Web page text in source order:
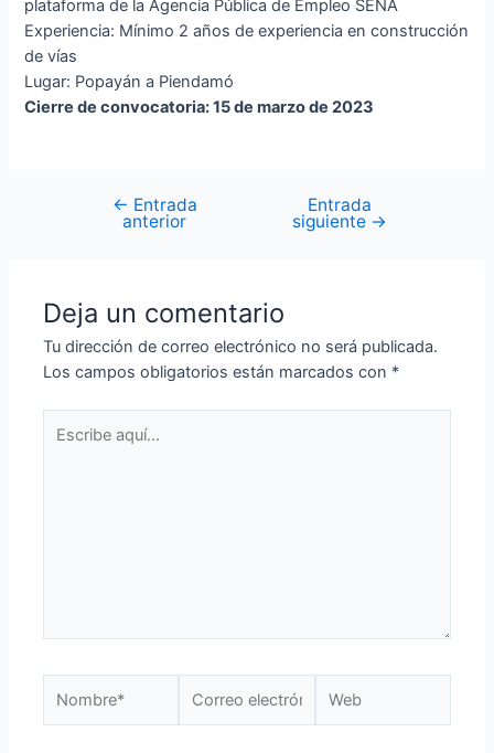
plataforma de la Agencia Pública de Empleo SENA
Experiencia: Mínimo 2 años de experiencia en construcción
de vías
Lugar: Popayán a Piendamó
Cierre de convocatoria:15 de marzo de 2023
← Entrada
anterior
Entrada
siguiente →
Deja un comentario
Tu dirección de correo electrónico no será publicada.
Los campos obligatorios están marcados con *